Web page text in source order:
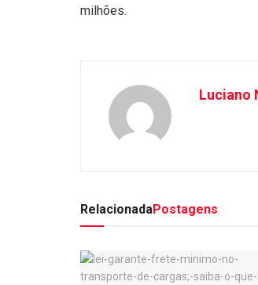
milhões.
Luciano
RelacionadaPostagens